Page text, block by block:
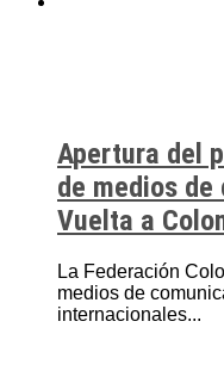
Apertura del
de medios
Vuelta a
La Federación
medios de
internacionales...